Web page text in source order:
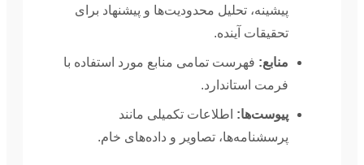
پیشینه، تحلیل محدودیت‌ها و پیشنهاد برای
تحقیقات آینده.
منابع: فهرست تمامی منابع مورد استفاده با
فرمت استاندارد.
پیوست‌ها: اطلاعات تکمیلی مانند
پرسشنامه‌ها، تصاویر و داده‌های خام.